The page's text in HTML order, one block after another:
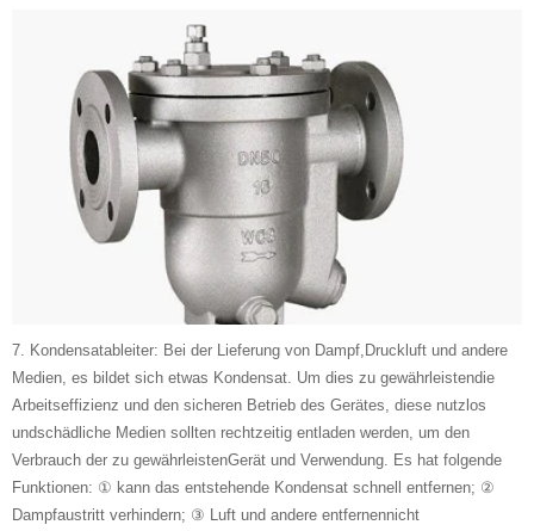
7. Kondensatableiter: Bei der Lieferung von Dampf,Druckluft und andere
Medien, es bildet sich etwas Kondensat. Um dies zu gewährleistendie
Arbeitseffizienz und den sicheren Betrieb des Gerätes, diese nutzlos
undschädliche Medien sollten rechtzeitig entladen werden, um den
Verbrauch der zu gewährleistenGerät und Verwendung. Es hat folgende
Funktionen: ① kann das entstehende Kondensat schnell entfernen; ②
Dampfaustritt verhindern; ③ Luft und andere entfernennicht